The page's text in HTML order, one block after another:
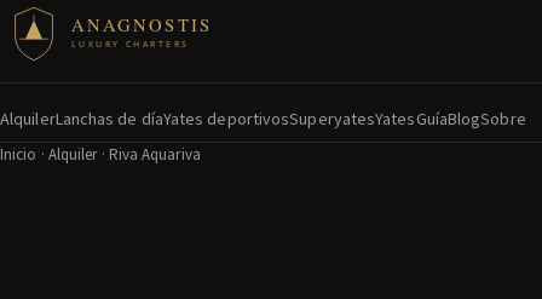
ANAGNOSTIS
LUXURY CHARTERS
AlquilerLanchas de díaYates deportivosSuperyatesYatesGuíaBlogSobre
Inicio · Alquiler· Riva Aquariva